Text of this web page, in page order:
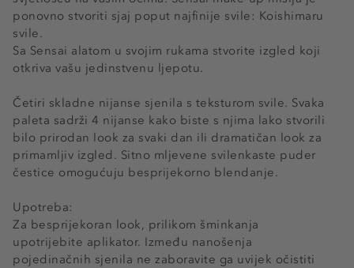
ponovno stvoriti sjaj poput najfinije svile: Koishimaru
svile.
Sa Sensai alatom u svojim rukama stvorite izgled koji
otkriva vašu jedinstvenu ljepotu.
Četiri skladne nijanse sjenila s teksturom svile. Svaka
paleta sadrži 4 nijanse kako biste s njima lako stvorili
bilo prirodan look za svaki dan ili dramatičan look za
primamljiv izgled. Sitno mljevene svilenkaste puder
čestice omogućuju besprijekorno blendanje.
Upotreba:
Za besprijekoran look, prilikom šminkanja
upotrijebite aplikator. Između nanošenja
pojedinačnih sjenila ne zaboravite ga uvijek očistiti